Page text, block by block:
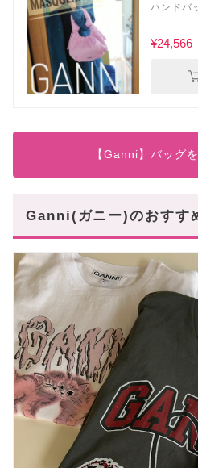
ハンドバ
¥24,566
【Ganni】バッグ
Ganni(ガニー)のおすす